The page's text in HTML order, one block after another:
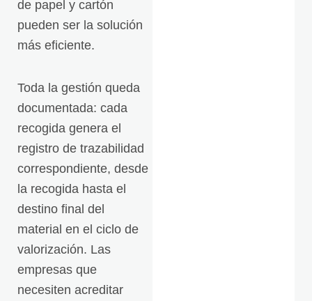
de papel y cartón
pueden ser la solución
más eficiente.
Toda la gestión queda
documentada: cada
recogida genera el
registro de trazabilidad
correspondiente, desde
la recogida hasta el
destino final del
material en el ciclo de
valorización. Las
empresas que
necesiten acreditar